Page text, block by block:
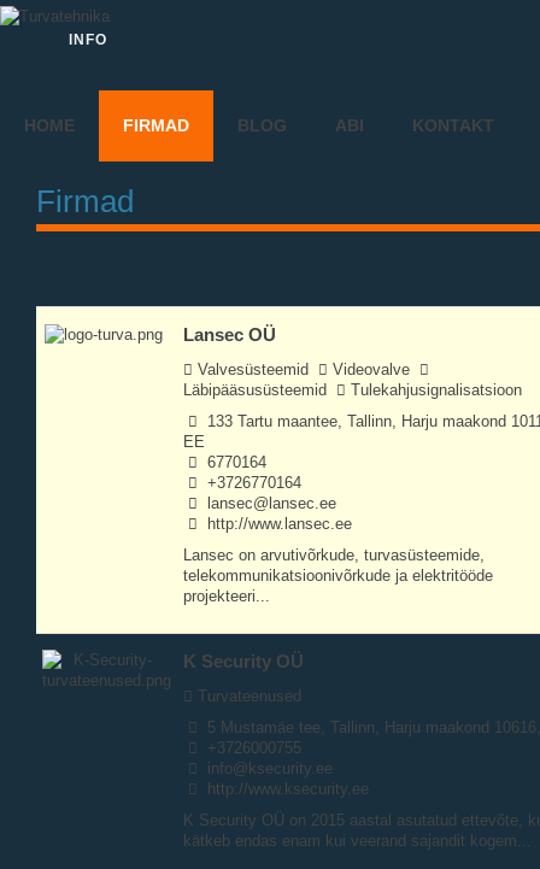
INFO
HOME FIRMAD BLOG ABI KONTAKT
Firmad
Lansec OÜ
Valvesüsteemid
Videovalve
Läbipääsusüsteemid
Tulekahjusignalisatsioon
133 Tartu maantee, Tallinn, Harju maakond
EE
6770164
+3726770164
lansec@lansec.ee
http://www.lansec.ee
Lansec on arvutivõrkude, turvasüsteemide,
telekommunikatsioonivõrkude ja elektritööde
projekteeri...
K Security OÜ
Turvateenused
5 Mustamäe tee, Tallinn, Harju maakond
+3726000755
info@ksecurity.ee
http://www.ksecurity.ee
K Security OÜ on 2015 aastal asutatud ettevõte,
kätkeb endas enam kui veerand sajandit kogem...